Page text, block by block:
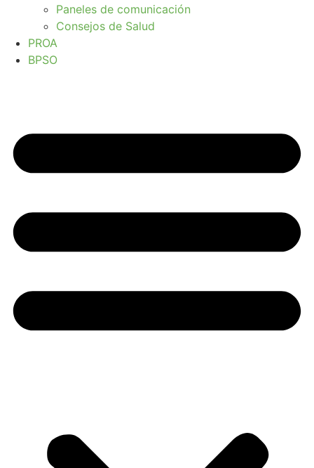
Paneles de comunicación
Consejos de Salud
PROA
BPSO